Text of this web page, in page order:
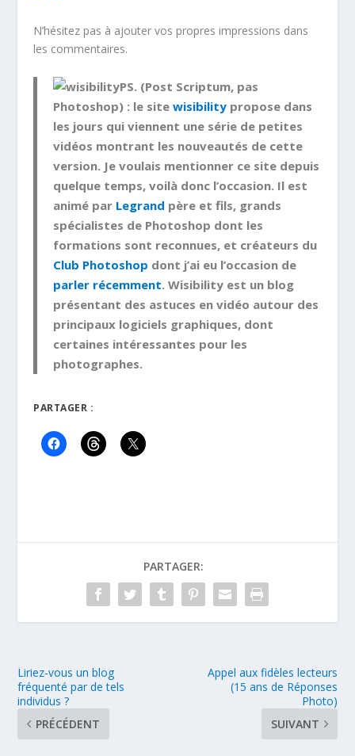
N’hésitez pas à ajouter vos propres impressions dans
les commentaires.
PS. (Post Scriptum, pas
Photoshop) : le sitewisibility propose dans
les jours qui viennent une série de petites
vidéos montrant les nouveautés de cette
version. Je voulais mentionner ce site depuis
quelque temps, voilà donc l’occasion. Il est
animé par Legrand père et fils, grands
spécialistes de Photoshop dont les
formations sont reconnues, et créateurs du
Club Photoshop dont j’ai eu l’occasion de
parler récemment. Wisibility est un blog
présentant des astuces en vidéo autour des
principaux logiciels graphiques, dont
certaines intéressantes pour les
photographes.
PARTAGER :
PARTAGER:
Liriez-vous un blog
fréquenté par de tels
individus ?
PRÉCÉDENT
Appel aux fidèles lecteurs
(15 ans de Réponses
Photo)
SUIVANT